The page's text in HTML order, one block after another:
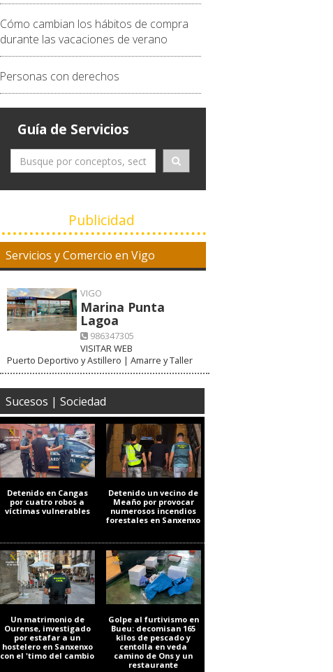
Cómo cambian los hábitos de compra
durante las vacaciones de verano
Personas con derechos
Guía de Servicios
Publicidad
Servicios y Comercio en Vigo
VIGO
Marina Punta
Lagoa
986347305
VISITAR WEB
Puerto Deportivo y Astillero | Amarre y Taller
Sucesos | Sociedad
Detenido en Cangas
por cuatro robos a
víctimas vulnerables
Detenido un vecino de
Meaño por provocar
numerosos incendios
forestales en Sanxenxo
Un matrimonio de
Ourense, investigado
por estafar a un
hostelero en Sanxenxo
con el 'timo del cambio
Golpe al furtivismo en
Bueu: decomisan 165
kilos de pescado y
centolla en veda
camino de Ons y un
restaurante